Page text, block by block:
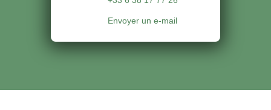
Envoyer un e-mail